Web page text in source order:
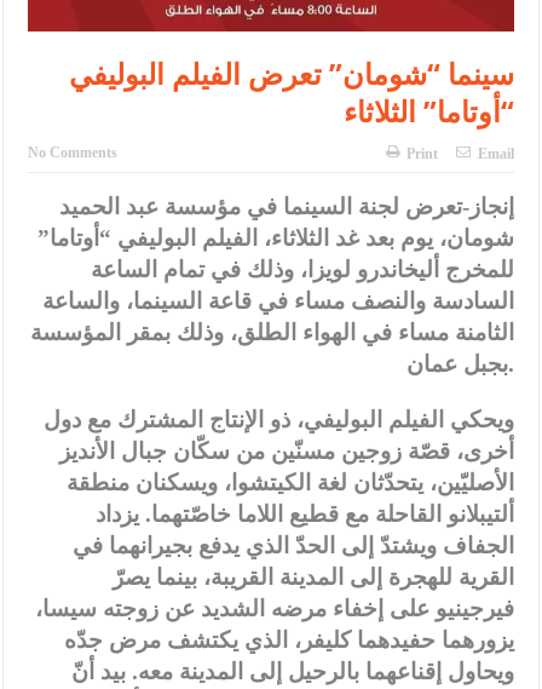
العلم
الملك يلتقي مجموعة من رفاق السلاح
عارف بيك فريحات.. مبارك وبكم تزهو المناصب
سينما “شومان” تعرض الفيلم البوليفي
“أوتاما” الثلاثاء
No Comments Print Email
إنجاز-تعرض لجنة السينما في مؤسسة عبد الحميد
شومان، يوم بعد غد الثلاثاء، الفيلم البوليفي “أوتاما”
للمخرج أليخاندرو لويزا، وذلك في تمام الساعة
السادسة والنصف مساء في قاعة السينما، والساعة
الثامنة مساء في الهواء الطلق، وذلك بمقر المؤسسة
بجبل عمان.
ويحكي الفيلم البوليفي، ذو الإنتاج المشترك مع دول
أخرى، قصّة زوجين مسنّين من سكّان جبال الأنديز
الأصليّين، يتحدّثان لغة الكيتشوا، ويسكنان منطقة
ألتيبلانو القاحلة مع قطيع اللاما خاصّتهما. يزداد
الجفاف ويشتدّ إلى الحدّ الذي يدفع بجيرانهما في
القرية للهجرة إلى المدينة القريبة، بينما يصرّ
فيرجينيو على إخفاء مرضه الشديد عن زوجته سيسا،
يزورهما حفيدهما كليفر، الذي يكتشف مرض جدّه
ويحاول إقناعهما بالرحيل إلى المدينة معه. بيد أنّ